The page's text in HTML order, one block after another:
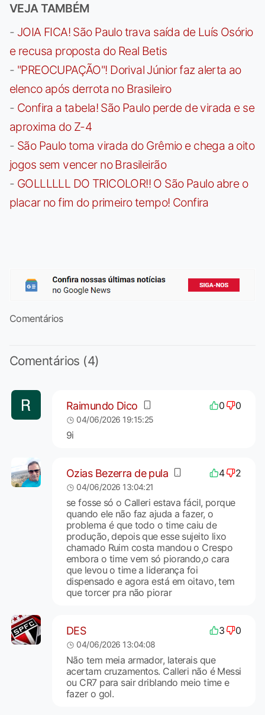
VEJA TAMBÉM
- JOIA FICA! São Paulo trava saída de Luís Osório
e recusa proposta do Real Betis
- "PREOCUPAÇÃO"! Dorival Júnior faz alerta ao
elenco após derrota no Brasileiro
- Confira a tabela! São Paulo perde de virada e se
aproxima do Z-4
- São Paulo toma virada do Grêmio e chega a oito
jogos sem vencer no Brasileirão
- GOLLLLLL DO TRICOLOR!! O São Paulo abre o
placar no fim do primeiro tempo! Confira
Comentários
Comentários (4)
Raimundo Dico 0 0
04/06/2026 19:15:25
9i
Ozias Bezerra de pula 4 2
04/06/2026 13:04:21
se fosse só o Calleri estava fácil, porque
quando ele não faz ajuda a fazer, o
problema é que todo o time caiu de
produção, depois que esse sujeito lixo
chamado Ruim costa mandou o Crespo
embora o time vem só piorando,o cara
que levou o time a liderança foi
dispensado e agora está em oitavo, tem
que torcer pra não piorar
DES 3 0
04/06/2026 13:04:08
Não tem meia armador, laterais que
acertam cruzamentos. Calleri não é Messi
ou CR7 para sair driblando meio time e
fazer o gol.